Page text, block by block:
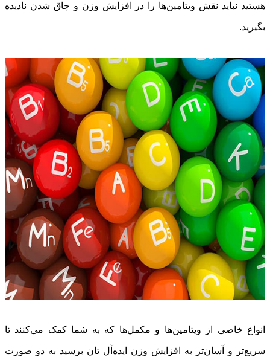
هستید نباید نقش ویتامین‌ها را در افزایش وزن و چاق شدن نادیده
بگیرید.
انواع خاصی از ویتامین‌ها و مکمل‌ها که به شما کمک می‌کنند تا
سریع‌تر و آسان‌تر به افزایش وزن ایده‌آل تان برسید به دو صورت